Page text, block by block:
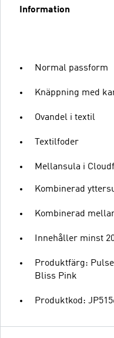
Information
Normal passform
Knäppning med
Ovandel i textil
Textilfoder
Mellansula i
Kombinerad
Kombinerad
Innehåller minst
Produktfärg:
Bliss Pink
Produktkod: